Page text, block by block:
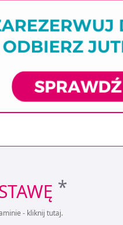
*
- kliknij tutaj.